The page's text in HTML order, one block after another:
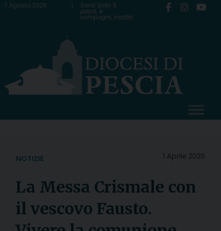
Skip
7 Agosto 2026 Santi Sisto II,
papa, e
compagni, martiri
1 Aprile 2026
NOTIZIE
La Messa Crismale con
il vescovo Fausto.